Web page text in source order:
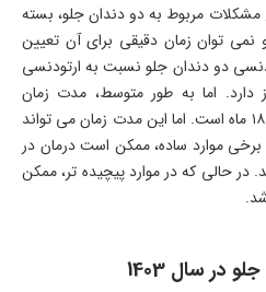
مشکلات مربوط به دو دندان جلو، بسته
توان زمان دقیقی برای آن تعیین
دو دندان جلو نسبت به ارتودنسی
دارد. اما به طور متوسط، مدت زمان
ارتودنسی دو دندان جلو بین ۶ تا ۱۸ ماه است. اما این مدت زمان می تواند
برخی موارد ساده، ممکن است درمان در
در حالی که در موارد پیچیده تر، ممکن
در سال 1403